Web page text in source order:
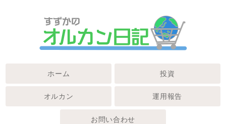
ホーム 投資
オルカン 運用報告
お問い合わせ